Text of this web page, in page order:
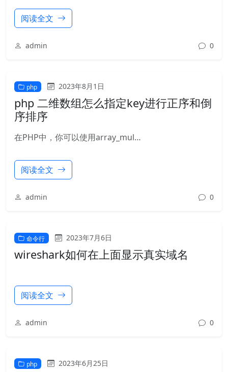
阅读全文
admin 0
php 2023年8月1日
php 二维数组怎么指定key进行正序和倒
序排序
在PHP中，你可以使用array_mul…
阅读全文
admin 0
命令行 2023年7月6日
wireshark如何在上面显示真实域名
阅读全文
admin 0
php 2023年6月25日